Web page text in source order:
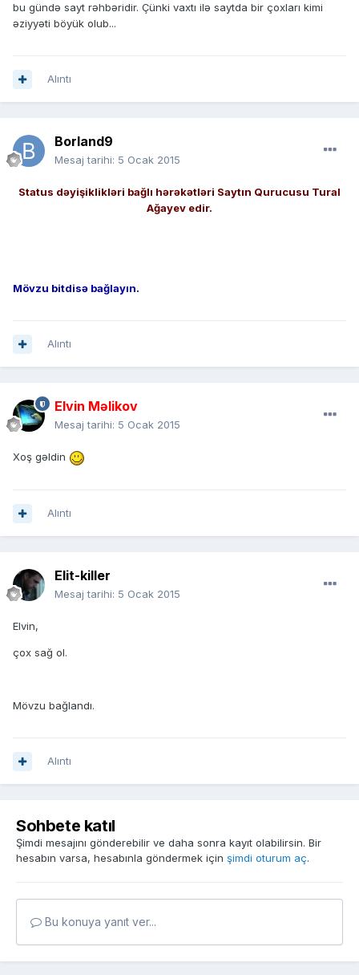
bu gündə sayt rəhbəridir. Çünki vaxtı ilə saytda bir çoxları kimi
əziyyəti böyük olub...
Alıntı
Borland9
Mesaj tarihi: 5 Ocak 2015
Status dəyişiklikləri bağlı hərəkətləri Saytın Qurucusu Tural
Ağayev edir.
Mövzu bitdisə bağlayın.
Alıntı
Elvin Məlikov
Mesaj tarihi: 5 Ocak 2015
Xoş gəldin
Alıntı
Elit-killer
Mesaj tarihi: 5 Ocak 2015
Elvin,
çox sağ ol.
Mövzu bağlandı.
Alıntı
Sohbete katıl
Şimdi mesajını gönderebilir ve daha sonra kayıt olabilirsin. Bir
hesabın varsa, hesabınla göndermek için şimdi oturum aç.
Bu konuya yanıt ver...